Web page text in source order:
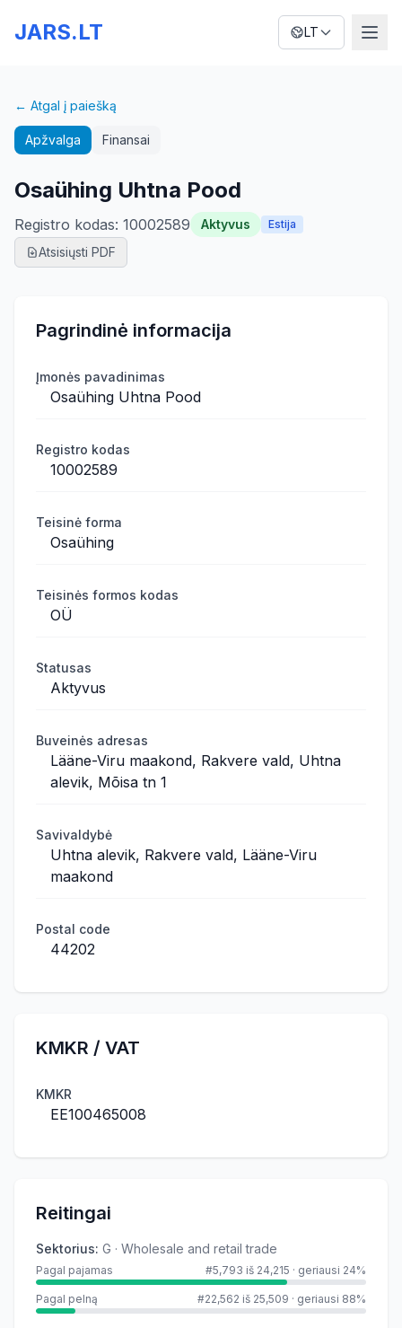
JARS.LT LT
← Atgal į paiešką
Apžvalga Finansai
Osaühing Uhtna Pood
Registro kodas: 10002589 Aktyvus Estija
Atsisiųsti PDF
Pagrindinė informacija
Įmonės pavadinimas
Osaühing Uhtna Pood
Registro kodas
10002589
Teisinė forma
Osaühing
Teisinės formos kodas
OÜ
Statusas
Aktyvus
Buveinės adresas
Lääne-Viru maakond, Rakvere vald, Uhtna
alevik, Mõisa tn 1
Savivaldybė
Uhtna alevik, Rakvere vald, Lääne-Viru
maakond
Postal code
44202
KMKR / VAT
KMKR
EE100465008
Reitingai
Sektorius: G · Wholesale and retail trade
Pagal pajamas #5,793 iš 24,215 · geriausi 24%
Pagal pelną #22,562 iš 25,509 · geriausi 88%